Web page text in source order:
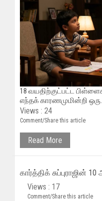
18 வயதிற்குட்பட்ட
எந்தக் காரணமுமின்றி
Views : 24
Comment/Share this article
Read More
கார்த்திக் சுப்புராஜின்
Views : 17
Comment/Share this article